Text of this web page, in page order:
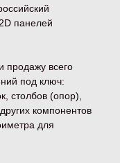
панелей
продажу всего
под ключ:
столбов (опор),
компонентов
для